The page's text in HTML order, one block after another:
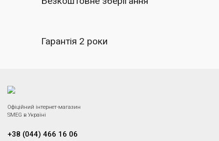
Гарантія 2 роки
Офіційний інтернет-магазин
SMEG в Україні
+38 (044) 466 16 06